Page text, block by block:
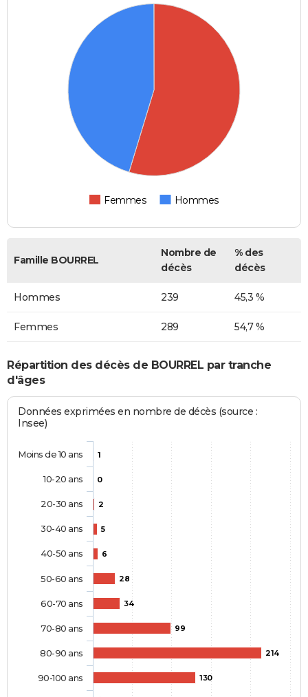
Femmes Hommes
Famille BOURREL
Nombre de
décès
% des
décès
Hommes 239 45,3 %
Femmes 289 54,7 %
Répartition des décès de BOURREL par tranche
d'âges
Données exprimées en nombre de décès (source :
Insee)
1
0
2
5
6
28
34
99
214
130
Moins de 10 ans
10-20 ans
20-30 ans
30-40 ans
40-50 ans
50-60 ans
60-70 ans
70-80 ans
80-90 ans
90-100 ans